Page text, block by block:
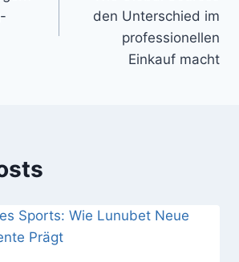
den Unterschied im
professionellen
Einkauf macht